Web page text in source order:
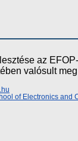
az
valósult
of Electronics and